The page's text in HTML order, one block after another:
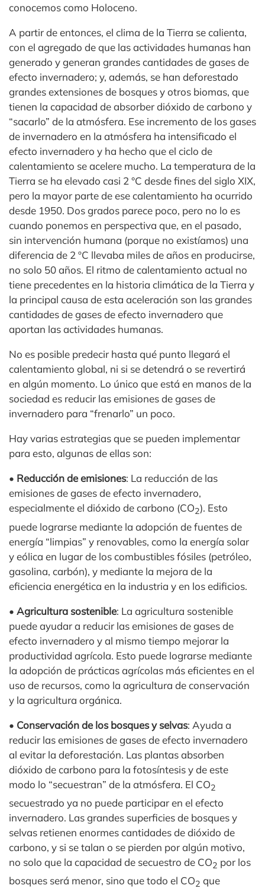
conocemos como Holoceno.
A partir de entonces, el clima de la Tierra se calienta,
con el agregado de que las actividades humanas han
generado y generan grandes cantidades de gases de
efecto invernadero; y, además, se han deforestado
grandes extensiones de bosques y otros biomas, que
tienen la capacidad de absorber dióxido de carbono y
“sacarlo” de la atmósfera. Ese incremento de los gases
de invernadero en la atmósfera ha intensificado el
efecto invernadero y ha hecho que el ciclo de
calentamiento se acelere mucho. La temperatura de la
Tierra se ha elevado casi 2 °C desde fines del siglo XIX,
pero la mayor parte de ese calentamiento ha ocurrido
desde 1950. Dos grados parece poco, pero no lo es
cuando ponemos en perspectiva que, en el pasado,
sin intervención humana (porque no existíamos) una
diferencia de 2 ºC llevaba miles de años en producirse,
no solo 50 años. El ritmo de calentamiento actual no
tiene precedentes en la historia climática de la Tierra y
la principal causa de esta aceleración son las grandes
cantidades de gases de efecto invernadero que
aportan las actividades humanas.
No es posible predecir hasta qué punto llegará el
calentamiento global, ni si se detendrá o se revertirá
en algún momento. Lo único que está en manos de la
sociedad es reducir las emisiones de gases de
invernadero para “frenarlo” un poco.
Hay varias estrategias que se pueden implementar
para esto, algunas de ellas son:
• Reducción de emisiones: La reducción de las
emisiones de gases de efecto invernadero,
especialmente el dióxido de carbono (CO2). Esto
puede lograrse mediante la adopción de fuentes de
energía “limpias” y renovables, como la energía solar
y eólica en lugar de los combustibles fósiles (petróleo,
gasolina, carbón), y mediante la mejora de la
eficiencia energética en la industria y en los edificios.
• Agricultura sostenible: La agricultura sostenible
puede ayudar a reducir las emisiones de gases de
efecto invernadero y al mismo tiempo mejorar la
productividad agrícola. Esto puede lograrse mediante
la adopción de prácticas agrícolas más eficientes en el
uso de recursos, como la agricultura de conservación
y la agricultura orgánica.
• Conservación de los bosques y selvas: Ayuda a
reducir las emisiones de gases de efecto invernadero
al evitar la deforestación. Las plantas absorben
dióxido de carbono para la fotosíntesis y de este
modo lo “secuestran” de la atmósfera. El CO2
secuestrado ya no puede participar en el efecto
invernadero. Las grandes superficies de bosques y
selvas retienen enormes cantidades de dióxido de
carbono, y si se talan o se pierden por algún motivo,
no solo que la capacidad de secuestro de CO2 por los
bosques será menor, sino que todo el CO2 que